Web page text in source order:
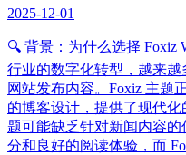
2025-12-01
🔍 背景：为什么选择 Foxiz
行业的数字化转型，越来
网站发布内容。Foxiz 主题
的博客设计，提供了现代
题可能缺乏针对新闻内容
分和良好的阅读体验，而